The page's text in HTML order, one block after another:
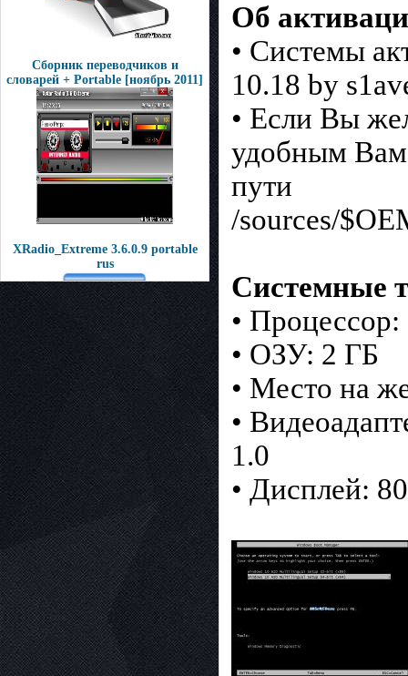
Сборник переводчиков и
словарей + Portable [ноябрь 2011]
XRadio_Extreme 3.6.0.9 portable
rus
Об
• Системы
10.18 by
• Если Вы
удобным Вам
пути
/sources/
Системные
•
• ОЗУ: 2 ГБ
• Место на
•
1.0
• Дисплей: